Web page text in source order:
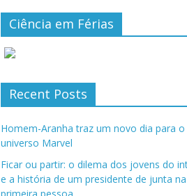
Ciência em Férias
Recent Posts
Homem-Aranha traz um novo dia para o
universo Marvel
Ficar ou partir: o dilema dos jovens do
e a história de um presidente de junta na
primeira pessoa